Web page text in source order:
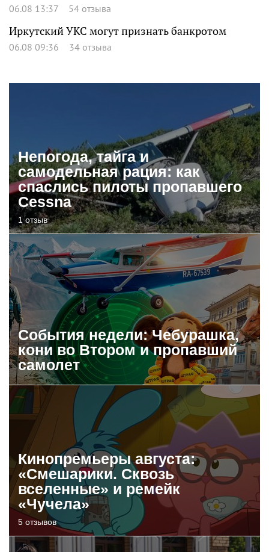
06.08 13:37 54 отзыва
Иркутский УКС могут признать банкротом
06.08 09:36 34 отзыва
Непогода, тайга и
самодельная рация: как
спаслись пилоты пропавшего
Cessna
1 отзыв
События недели: Чебурашка,
кони во Втором и пропавший
самолет
Кинопремьеры августа:
«Смешарики. Сквозь
вселенные» и ремейк
«Чучела»
5 отзывов